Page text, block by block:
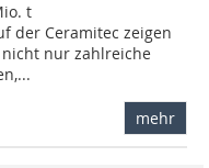
t
der Ceramitec zeigen
nur zahlreiche
mehr